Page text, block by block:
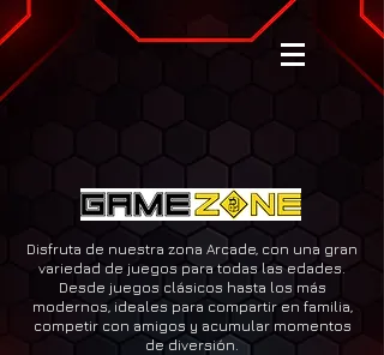
Disfruta de nuestra zona Arcade, con una gran
variedad de juegos para todas las edades.
Desde juegos clásicos hasta los más
modernos, ideales para compartir en familia,
competir con amigos y acumular momentos
de diversión.